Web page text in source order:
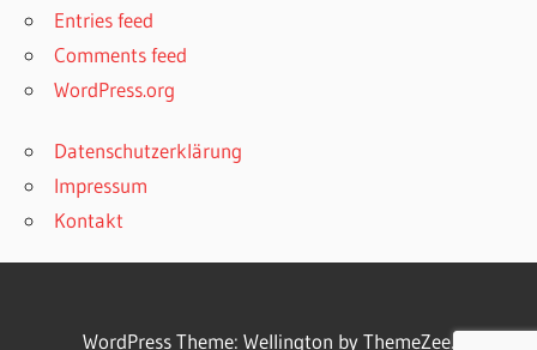
Entries feed
Comments feed
WordPress.org
Datenschutzerklärung
Impressum
Kontakt
WordPress Theme: Wellington byThemeZee.